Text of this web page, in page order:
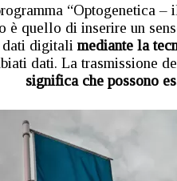
“Optogenetica
è quello di inserire un
dati digitali mediante la
dati. La trasmissione
significa che possono